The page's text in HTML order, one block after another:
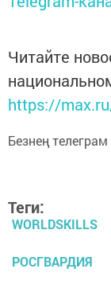
Читайте
https://
Безнең
Теги:
WORLDSKILLS
РОСГВАРДИЯ